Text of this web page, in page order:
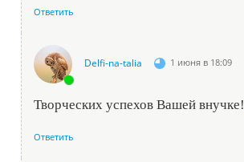
Ответить
Delfi-na-talia 1 июня в 18:09
Творческих успехов Вашей внучке!
Ответить